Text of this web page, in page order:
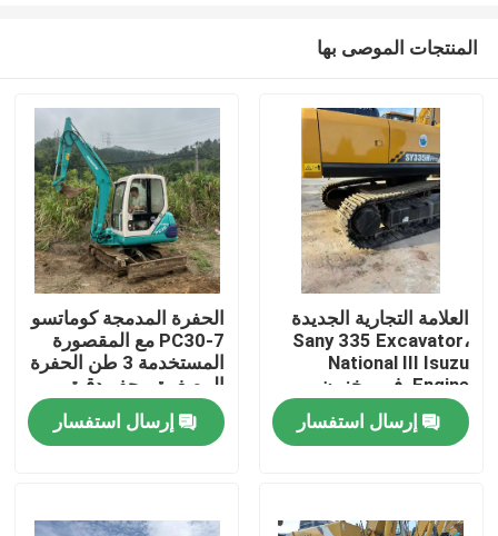
المنزل
المنتجات الموصى بها
العلامة التجارية الجديدة
Sany 335 Excavator،
National III Isuzu
Engine، في مخزون
المخزون
إرسال استفسار
الحفرة المدمجة كوماتسو
PC30-7 مع المقصورة
المستخدمة 3 طن الحفرة
المصغرة - حفر دقيق
كوماتسو الآلات، وقود
منخفض المعدات
المصغرة للبيع
إرسال استفسار